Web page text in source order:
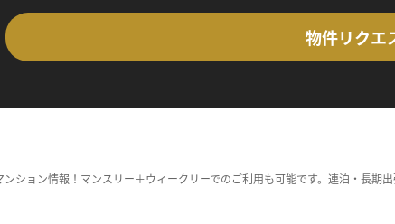
物件リクエ
ション情報！マンスリー＋ウィークリーでのご利用も可能です。連泊・長期